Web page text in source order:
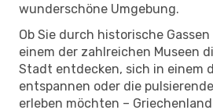
wunderschöne Umgebung.
Ob Sie durch historische
einem der zahlreichen Museen
Stadt entdecken, sich in einem
entspannen oder die
erleben möchten –